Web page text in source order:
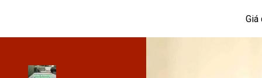
Giá